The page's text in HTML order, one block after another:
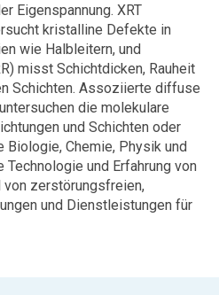
Eigenspannung. XRT
kristalline Defekte in
wie Halbleitern, und
misst Schichtdicken, Rauheit
Schichten. Assoziierte diffuse
die molekulare
und Schichten oder
Chemie, Physik und
und Erfahrung von
zerstörungsfreien,
und Dienstleistungen für